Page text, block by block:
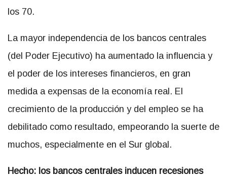
los 70.
La mayor independencia de los bancos centrales
(del Poder Ejecutivo) ha aumentado la influencia y
el poder de los intereses financieros, en gran
medida a expensas de la economía real. El
crecimiento de la producción y del empleo se ha
debilitado como resultado, empeorando la suerte de
muchos, especialmente en el Sur global.
Hecho: los bancos centrales inducen recesiones